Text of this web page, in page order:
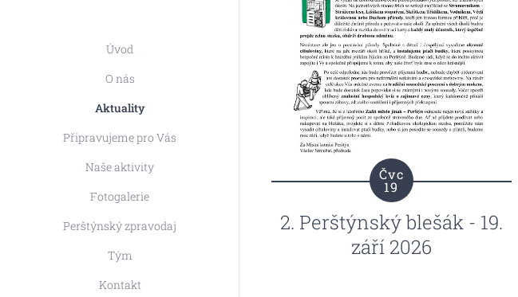
Úvod
O nás
Aktuality
Připravujeme pro Vás
Naše aktivity
Fotogalerie
Perštýnský zpravodaj
Tým
Kontakt
Čvc
19
2. Perštýnský blešák - 19.
září 2026